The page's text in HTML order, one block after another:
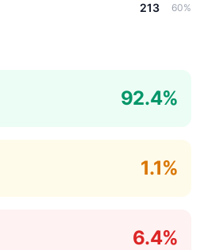
213 60%
92.4%
1.1%
6.4%